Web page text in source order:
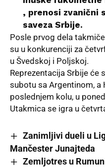
, prenosi zvanični
saveza Srbije.
Posle prvog dela
su u konkurenciji za
u Švedskoj i Poljskoj.
Reprezentacija Srbije će
subotu sa Argentinom, a
poslednjem kolu, u
Utakmica se igra u
Zanimljivi dueli u
Mančester Junajteda
Zemljotres u